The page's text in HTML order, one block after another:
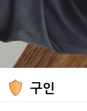
구인